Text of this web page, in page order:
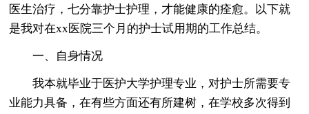
医生治疗，七分靠护士护理，才能健康的痊愈。以下就
是我对在xx医院三个月的护士试用期的工作总结。
一、自身情况
我本就毕业于医护大学护理专业，对护士所需要专
业能力具备，在有些方面还有所建树，在学校多次得到